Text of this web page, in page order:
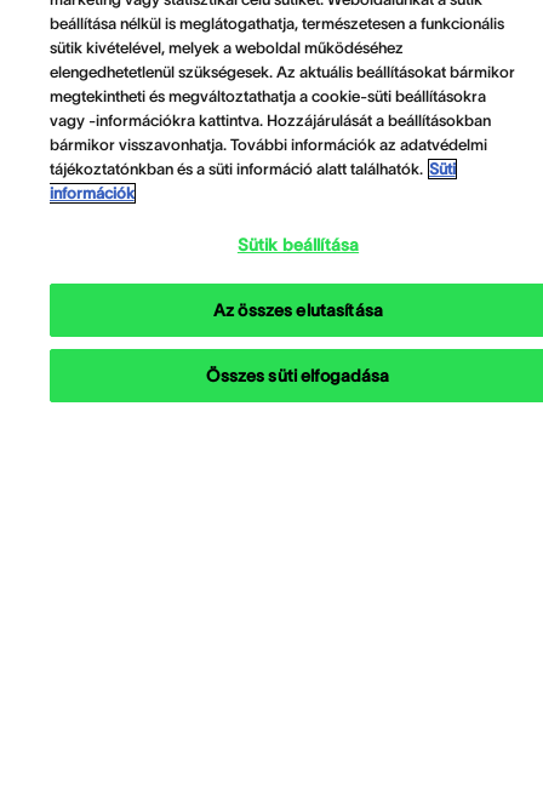
beállítása nélkül is meglátogathatja, természetesen a funkcionális
sütik kivételével, melyek a weboldal működéséhez
elengedhetetlenül szükségesek. Az aktuális beállításokat bármikor
megtekintheti és megváltoztathatja a cookie-süti beállításokra
vagy -információkra kattintva. Hozzájárulását a beállításokban
bármikor visszavonhatja. További információk az adatvédelmi
tájékoztatónkban és a süti információ alatt találhatók. Süti
információk
Sütik beállítása
Az összes elutasítása
Összes süti elfogadása